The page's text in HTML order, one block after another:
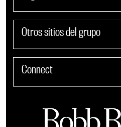
Otros sitios del grupo
Connect